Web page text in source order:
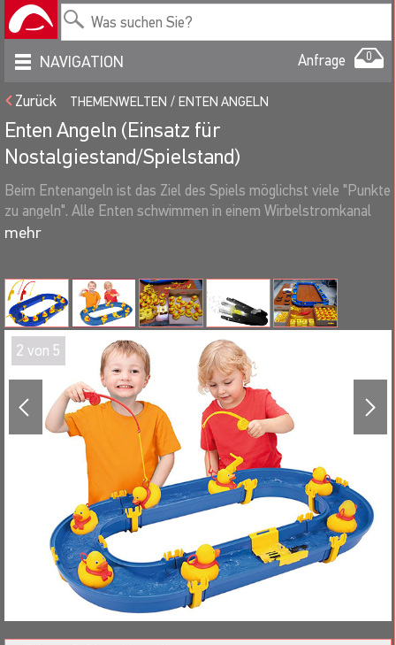
NAVIGATION Anfrage 0
Zurück THEMENWELTEN ENTEN ANGELN
Enten Angeln (Einsatz für
Nostalgiestand/Spielstand)
Beim Entenangeln ist das Ziel des Spiels möglichst viele "Punkte
zu angeln". Alle Enten schwimmen in einem Wirbelstromkanal
und sind an der Unterseite mit Punkzahlen zwischen 1 - 3
Aways belohnen. Optional können wir Ihnen als Give-Aways z.B.
Gummibärchen, Süßigkeiten, Plüschtiere, etc. liefern
2 von 5